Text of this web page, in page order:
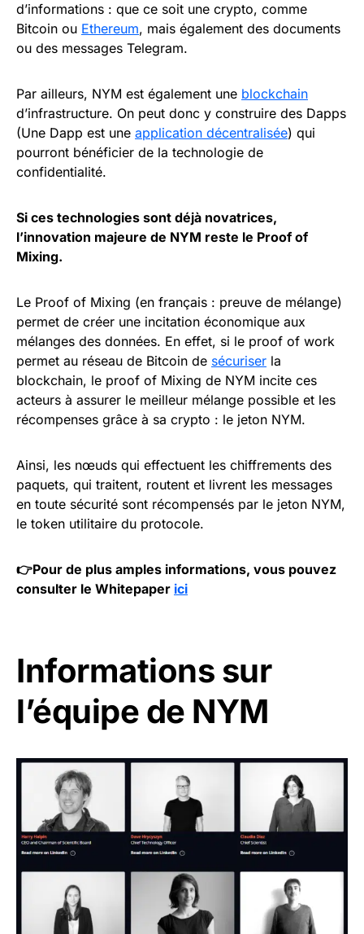
d’informations : que ce soit une crypto, comme
Bitcoin ou Ethereum, mais également des documents
ou des messages Telegram.
Par ailleurs, NYM est également une blockchain
d’infrastructure. On peut donc y construire des Dapps
(Une Dapp est une application décentralisée) qui
pourront bénéficier de la technologie de
confidentialité.
Si ces technologies sont déjà novatrices,
l’innovation majeure de NYM reste le Proof of
Mixing.
Le Proof of Mixing (en français : preuve de mélange)
permet de créer une incitation économique aux
mélanges des données. En effet, si le proof of work
permet au réseau de Bitcoin de sécuriser la
blockchain, le proof of Mixing de NYM incite ces
acteurs à assurer le meilleur mélange possible et les
récompenses grâce à sa crypto : le jeton NYM.
Ainsi, les nœuds qui effectuent les chiffrements des
paquets, qui traitent, routent et livrent les messages
en toute sécurité sont récompensés par le jeton NYM,
le token utilitaire du protocole.
👉Pour de plus amples informations, vous pouvez
consulter le Whitepaper ici
Informations sur
l’équipe de NYM